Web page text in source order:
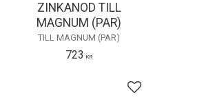
ZINKANOD TILL
MAGNUM (PAR)
TILL MAGNUM (PAR)
723 KR
Lägg till i favoriter